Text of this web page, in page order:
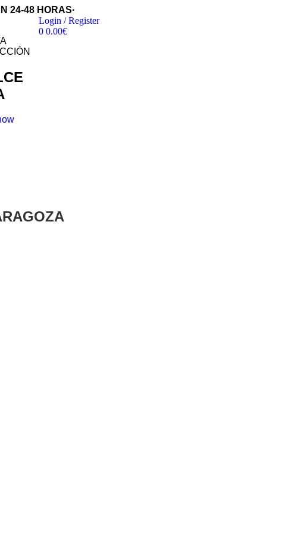
24-48 HORAS·
Login / Register
0 0.00€